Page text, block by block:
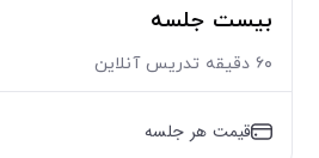
بیست جلسه
۶۰ دقیقه تدریس آنلاین
قیمت هر جلسه